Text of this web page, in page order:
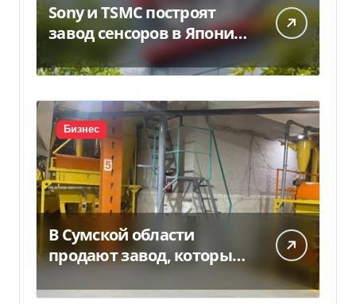
Sony и TSMC построят
завод сенсоров в Японии
за $6,4 млрд
Бизнес
В Сумской области
продают завод, который
продает 90% товаров за
границу